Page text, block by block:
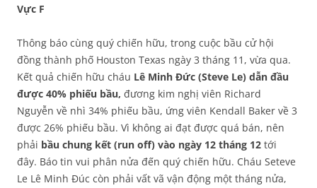
Vực F
Thông báo cùng quý chiến hữu, trong cuộc bầu cử hội
đồng thành phố Houston Texas ngày 3 tháng 11, vừa qua.
Kết quả chiến hữu cháu Lê Minh Đức (Steve Le) dẫn đầu
được 40% phiếu bầu, đương kim nghị viên Richard
Nguyễn về nhì 34% phiếu bầu, ứng viên Kendall Baker về 3
được 26% phiếu bầu. Vì không ai đạt được quá bán, nên
phải bầu chung kết (run off) vào ngày 12 tháng 12 tới
đây. Báo tin vui phân nửa đến quý chiến hữu. Cháu Seteve
Le Lê Minh Đúc còn phải vất vã vận động một tháng nửa,